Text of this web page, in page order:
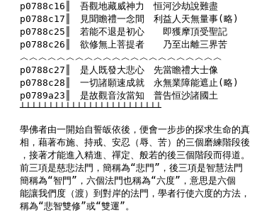
p0788c16║　吾觀地藏威神力　恒河沙劫說難盡
p0788c17║　見聞瞻禮一念間　利益人天無量事(略)
p0788c25║　若能不退是初心　　即獲摩頂受聖記
p0788c26║　欲修無上菩提者　　乃至出離三界苦
︿︿︿︿︿︿︿︿︿︿︿︿︿︿︿︿︿︿︿︿︿︿
p0788c27║　是人既發大悲心　先當瞻禮大士像
p0788c28║　一切諸願速成就　永無業障能遮止(略)
p0789a23║　是故觀音汝當知　普告恒沙諸國土
┴┴┴┴┴┴┴┴┴┴┴┴┴┴┴┴┴┴┴┴┴┴┴┴┴
學佛者由一開始自誓皈依後，便會一步步的探求生命的真
相，藉著布施、持戒、安忍（辱、苦）的三個磨練階段後
，接著才能進入精進、禪定、般若的後三個階段而得道。
前三項是慈悲法門，簡稱為“悲門”，後三項是智慧法門
簡稱為“智門”，六個法門也稱為“六度”，意思是六個
能讓我們度（渡）到對岸的法門，學者行使六度的方法，
稱為“悲智雙修”或“雙運”。